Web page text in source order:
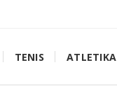
TENIS ATLETIKA